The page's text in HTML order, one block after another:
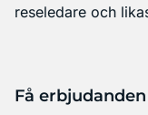
reseledare och
Få